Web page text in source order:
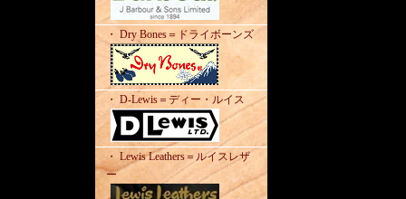
・ Dry Bones＝ドライボーンズ
・ D-Lewis＝ディー・ルイス
・ Lewis Leathers＝ルイスレザ
ー